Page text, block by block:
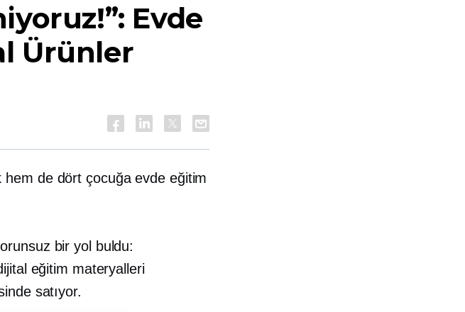
Evde
Ürünler
de dört çocuğa evde eğitim
bir yol buldu:
eğitim materyalleri
satıyor.